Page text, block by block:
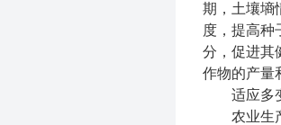
期，土壤墒
度，提高种
分，促进其
作物的产量
适应多变
农业生产